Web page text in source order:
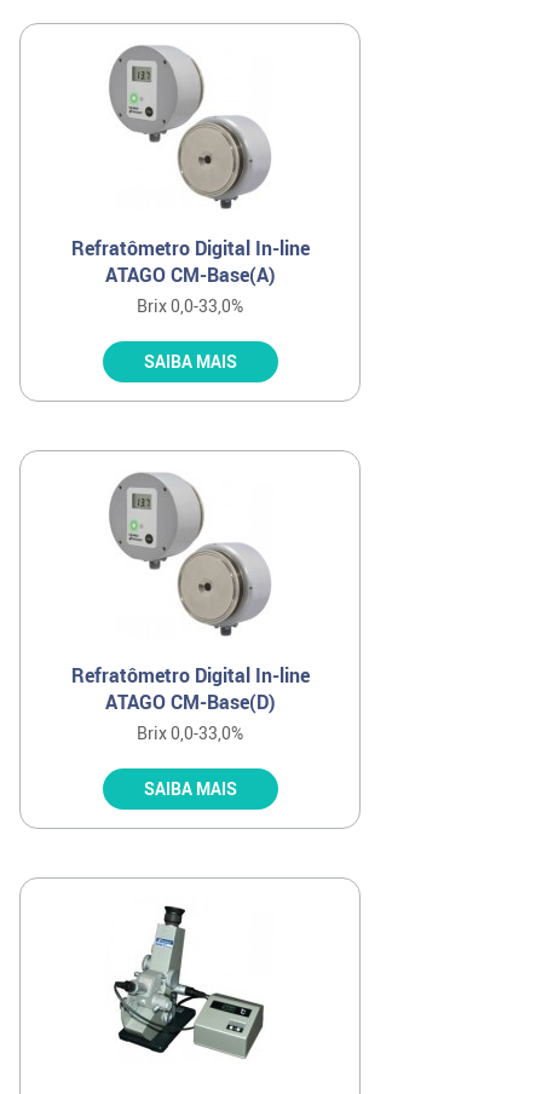
Refratômetro Digital In-line
ATAGO CM-Base(A)
Brix 0,0-33,0%
SAIBA MAIS
Refratômetro Digital In-line
ATAGO CM-Base(D)
Brix 0,0-33,0%
SAIBA MAIS